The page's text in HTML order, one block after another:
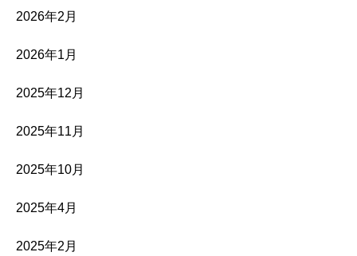
2026年2月
2026年1月
2025年12月
2025年11月
2025年10月
2025年4月
2025年2月